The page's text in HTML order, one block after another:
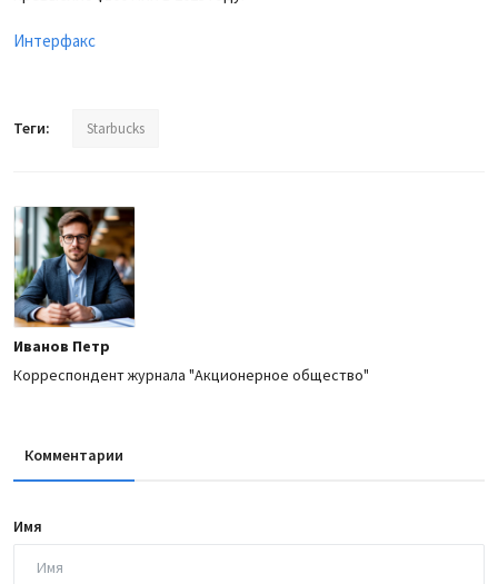
Интерфакс
Теги: Starbucks
Иванов Петр
Корреспондент журнала "Акционерное общество"
Комментарии
Имя